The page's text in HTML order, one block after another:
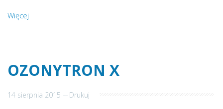
Więcej
OZONYTRON X
14 sierpnia 2015--- Drukuj